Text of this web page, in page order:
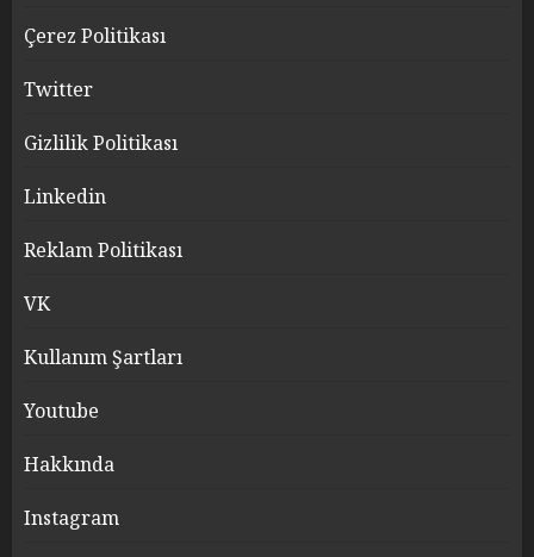
Çerez Politikası
Twitter
Gizlilik Politikası
Linkedin
Reklam Politikası
VK
Kullanım Şartları
Youtube
Hakkında
Instagram